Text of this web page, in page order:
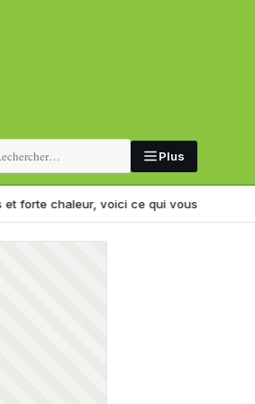
Plus
voici ce qui vous attend VIDÉO